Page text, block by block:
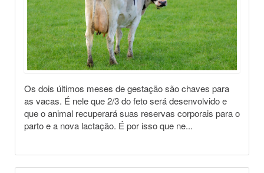
Os dois últimos meses de gestação são chaves para
as vacas. É nele que 2/3 do feto será desenvolvido e
que o animal recuperará suas reservas corporais para o
parto e a nova lactação. É por isso que ne...